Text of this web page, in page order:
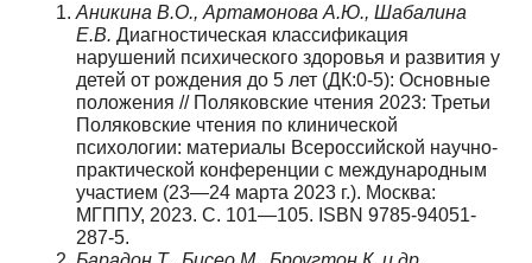
Аникина В.О., Артамонова А.Ю., Шабалина
Е.В. Диагностическая классификация
нарушений психического здоровья и развития у
детей от рождения до 5 лет (ДК:0-5): Основные
положения // Поляковские чтения 2023: Третьи
Поляковские чтения по клинической
психологии: материалы Всероссийской научно-
практической конференции с международным
участием (23—24 марта 2023 г.). Mосква:
МГППУ, 2023. С. 101—105. ISBN 9785-94051-
287-5.